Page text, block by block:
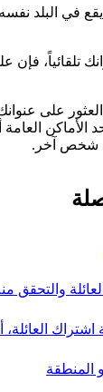
يقع في البلد
تلقائياً، فإن
على
الأماكن
شخص آخر.
والتحقق
العائلة،
المنطقة